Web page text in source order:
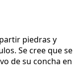
piedras y
Se cree que se
de su concha en